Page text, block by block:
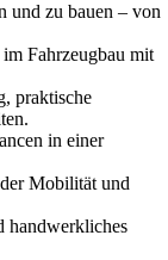
und zu bauen – von
Fahrzeugbau mit
praktische
in einer
Mobilität und
handwerkliches